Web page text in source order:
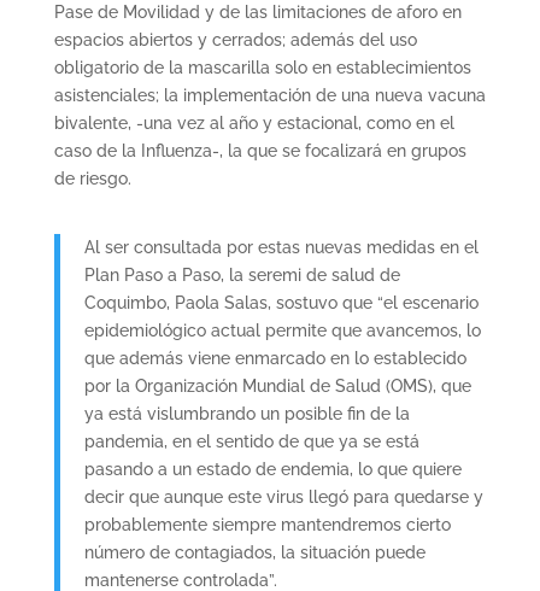
Pase de Movilidad y de las limitaciones de aforo en
espacios abiertos y cerrados; además del uso
obligatorio de la mascarilla solo en establecimientos
asistenciales; la implementación de una nueva vacuna
bivalente, -una vez al año y estacional, como en el
caso de la Influenza-, la que se focalizará en grupos
de riesgo.
Al ser consultada por estas nuevas medidas en el
Plan Paso a Paso, la seremi de salud de
Coquimbo, Paola Salas, sostuvo que “el escenario
epidemiológico actual permite que avancemos, lo
que además viene enmarcado en lo establecido
por la Organización Mundial de Salud (OMS), que
ya está vislumbrando un posible fin de la
pandemia, en el sentido de que ya se está
pasando a un estado de endemia, lo que quiere
decir que aunque este virus llegó para quedarse y
probablemente siempre mantendremos cierto
número de contagiados, la situación puede
mantenerse controlada”.